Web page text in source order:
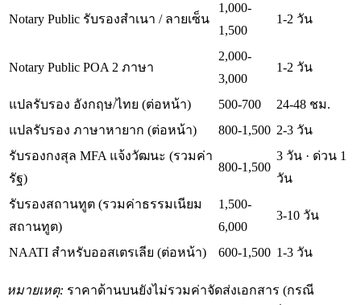
Notary Public รับรองสำเนา / ลายเซ็น
1,000-
1,500
1-2 วัน
Notary Public POA 2 ภาษา
2,000-
3,000
1-2 วัน
แปลรับรอง อังกฤษ/ไทย (ต่อหน้า) 500-700
24-48 ชม.
แปลรับรอง ภาษาหายาก (ต่อหน้า)
800-1,500 2-3 วัน
รับรองกงสุล MFA แจ้งวัฒนะ (รวมค่า
รัฐ)
800-1,500
3 วัน · ด่วน 1
วัน
รับรองสถานทูต (รวมค่าธรรมเนียม
สถานทูต)
1,500-
6,000
3-10 วัน
NAATI สำหรับออสเตรเลีย (ต่อหน้า) 600-1,500 1-3 วัน
หมายเหตุ: ราคาด้านบนยังไม่รวมค่าจัดส่งเอกสาร (กรณี